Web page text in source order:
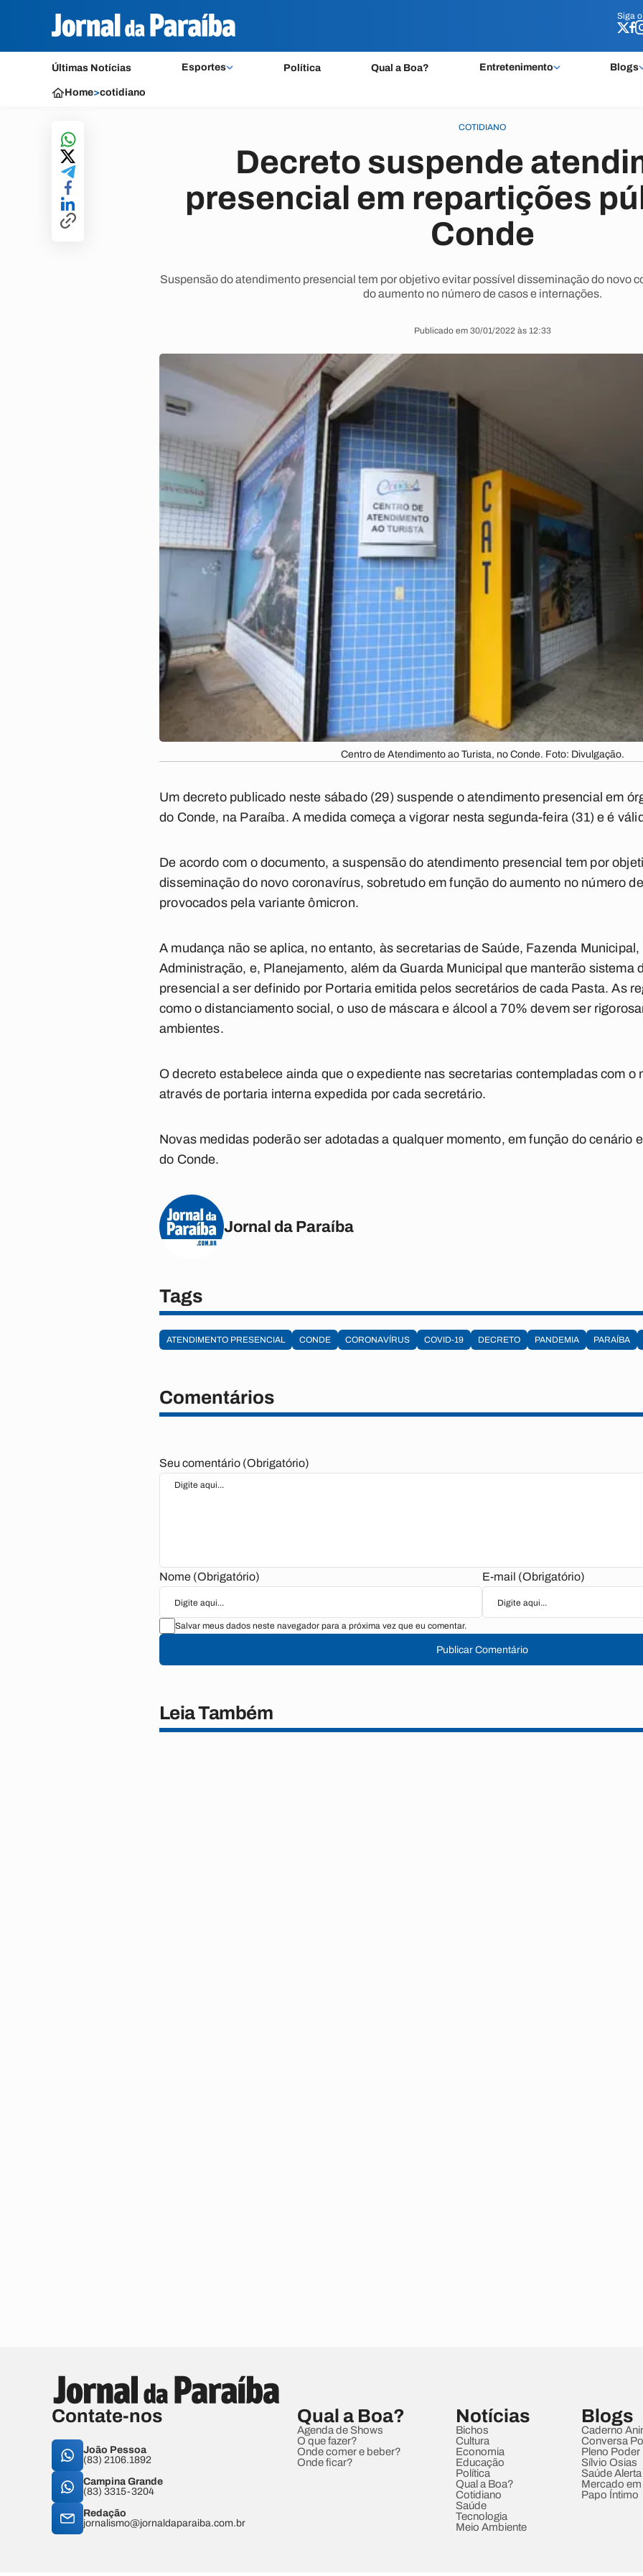
Siga o
Últimas Notícias Esportes Política Qual a Boa? Entretenimento Blogs
Siga o
Home>cotidiano
COTIDIANO
Decreto suspende
presencial em repartições
Conde
Suspensão do atendimento presencial tem por objetivo evitar possível disseminação do novo
do aumento no número de casos e internações.
Publicado em 30/01/2022 às 12:33
Centro de Atendimento ao Turista, no Conde. Foto: Divulgação.
Um decreto publicado neste sábado (29) suspende o atendimento presencial em
do Conde, na Paraíba. A medida começa a vigorar nesta segunda-feira (31) e é
De acordo com o documento, a suspensão do atendimento presencial tem por
disseminação do novo coronavírus, sobretudo em função do aumento no número
provocados pela variante ômicron.
A mudança não se aplica, no entanto, às secretarias de Saúde, Fazenda
Administração, e, Planejamento, além da Guarda Municipal que manterão sistema
presencial a ser definido por Portaria emitida pelos secretários de cada Pasta. As
como o distanciamento social, o uso de máscara e álcool a 70% devem ser
ambientes.
O decreto estabelece ainda que o expediente nas secretarias contempladas com o
através de portaria interna expedida por cada secretário.
Novas medidas poderão ser adotadas a qualquer momento, em função do cenário
do Conde.
Jornal da Paraíba
Tags
ATENDIMENTO PRESENCIAL CONDE CORONAVÍRUS COVID-19 DECRETO PANDEMIA PARAÍBA
Comentários
Seu comentário (Obrigatório)
Nome (Obrigatório) E-mail (Obrigatório)
Salvar meus dados neste navegador para a próxima vez que eu comentar.
Publicar Comentário
Leia Também
Contate-nos
João Pessoa
(83) 2106.1892
Campina Grande
(83) 3315-3204
Redação
jornalismo@jornaldaparaiba.com.br
Qual a Boa?
Agenda de Shows
O que fazer?
Onde comer e beber?
Onde ficar?
Notícias
Bichos
Cultura
Economia
Educação
Política
Qual a Boa?
Cotidiano
Saúde
Tecnologia
Meio Ambiente
Blogs
Caderno
Conversa
Pleno Poder
Sílvio Osias
Saúde Alerta
Mercado
Papo Íntimo